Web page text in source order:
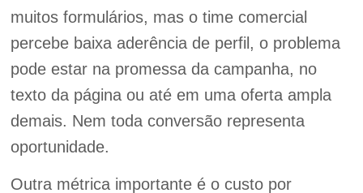
muitos formulários, mas o time comercial
percebe baixa aderência de perfil, o problema
pode estar na promessa da campanha, no
texto da página ou até em uma oferta ampla
demais. Nem toda conversão representa
oportunidade.
Outra métrica importante é o custo por